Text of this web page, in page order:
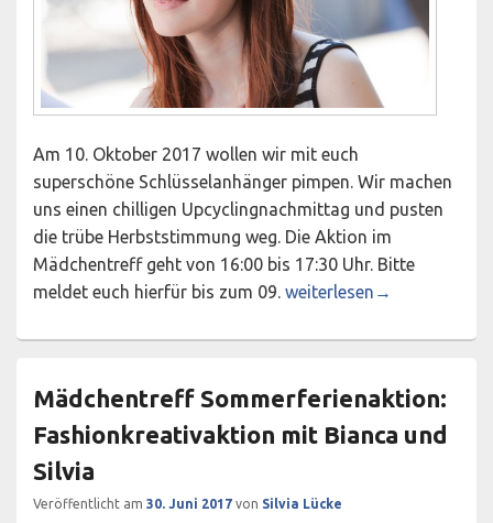
Am 10. Oktober 2017 wollen wir mit euch
superschöne Schlüsselanhänger pimpen. Wir machen
uns einen chilligen Upcyclingnachmittag und pusten
die trübe Herbststimmung weg. Die Aktion im
Mädchentreff geht von 16:00 bis 17:30 Uhr. Bitte
meldet euch hierfür bis zum 09. Mädchentreff
weiterlesen →
Mädchentreff Sommerferienaktion:
Fashionkreativaktion mit Bianca und
Silvia
Veröffentlicht am 30. Juni 2017 von Silvia Lücke